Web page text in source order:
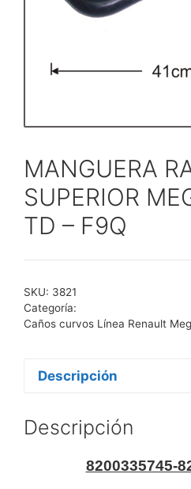
MANGUERA
SUPERIOR
TD – F9Q
SKU: 3821
Categoría:
Caños curvos Línea Renault
Descripción
Descripción
8200335745-